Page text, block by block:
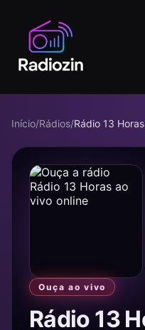
Início/Rádios/Rádio 13 Horas
Ouça ao vivo
Rádio 13